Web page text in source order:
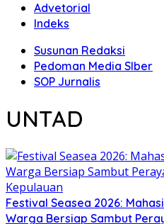
Advetorial
Indeks
Susunan Redaksi
Pedoman Media SIber
SOP Jurnalis
UNTAD
Festival Seasea 2026:
Warga Bersiap Sambut